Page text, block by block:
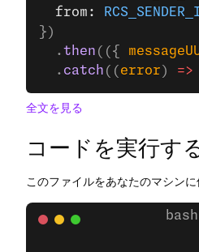
  from:
})
  .
then (({
  .
catch (( error ) =>
全文を見る
コードを実行す
このファイルをあなたのマシンに